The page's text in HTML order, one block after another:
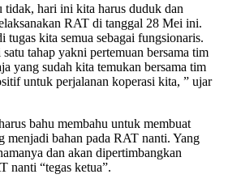
tidak, hari ini kita harus duduk dan
RAT di tanggal 28 Mei ini.
tugas kita semua sebagai fungsionaris.
tahap yakni pertemuan bersama tim
yang sudah kita temukan bersama tim
untuk perjalanan koperasi kita, ” ujar
bahu membahu untuk membuat
menjadi bahan pada RAT nanti. Yang
dan akan dipertimbangkan
nanti “tegas ketua”.